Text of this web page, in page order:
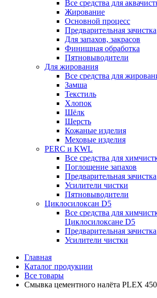
Все средства для
Жирование
Основной процесс
Предварительная зачистка
Для запахов, закрасов
Финишная обработка
Пятновыводители
Для жирования
Все средства для
Замша
Текстиль
Хлопок
Шёлк
Шерсть
Кожаные изделия
Меховые изделия
PERC и KWL
Все средства для
Поглощение запахов
Предварительная зачистка
Усилители чистки
Пятновыводители
Циклосилоксан D5
Все средства для
Циклосилоксане D5
Предварительная зачистка
Усилители чистки
Главная
Каталог продукции
Все товары
Смывка цементного налёта PLEX